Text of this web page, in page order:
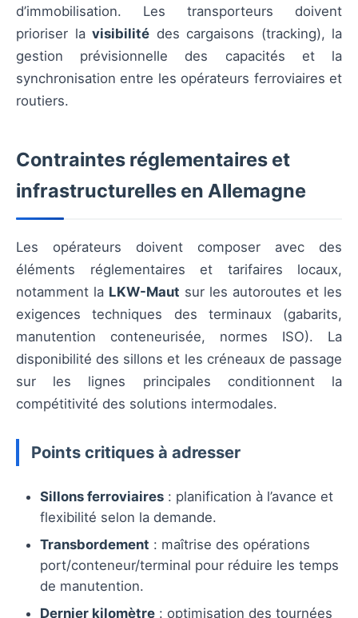
d’immobilisation. Les transporteurs doivent
prioriser la visibilité des cargaisons (tracking), la
gestion prévisionnelle des capacités et la
synchronisation entre les opérateurs ferroviaires et
routiers.
Contraintes réglementaires et
infrastructurelles en Allemagne
Les opérateurs doivent composer avec des
éléments réglementaires et tarifaires locaux,
notamment la LKW-Maut sur les autoroutes et les
exigences techniques des terminaux (gabarits,
manutention conteneurisée, normes ISO). La
disponibilité des sillons et les créneaux de passage
sur les lignes principales conditionnent la
compétitivité des solutions intermodales.
Points critiques à adresser
Sillons ferroviaires : planification à l’avance et
flexibilité selon la demande.
Transbordement : maîtrise des opérations
port/conteneur/terminal pour réduire les temps
de manutention.
Dernier kilomètre : optimisation des tournées